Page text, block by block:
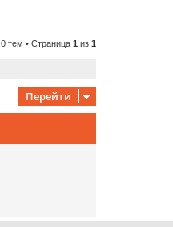
0 тем • Страница 1 из 1
Перейти